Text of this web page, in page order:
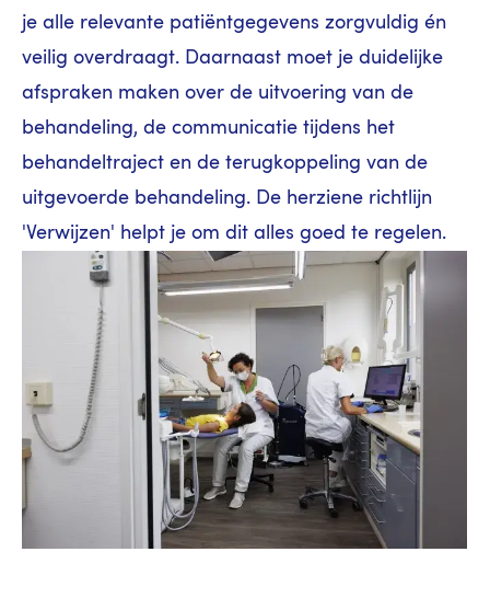
je alle relevante patiëntgegevens zorgvuldig én
veilig overdraagt. Daarnaast moet je duidelijke
afspraken maken over de uitvoering van de
behandeling, de communicatie tijdens het
behandeltraject en de terugkoppeling van de
uitgevoerde behandeling. De herziene richtlijn
'Verwijzen' helpt je om dit alles goed te regelen.